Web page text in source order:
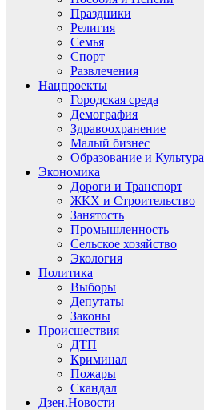
Праздники
Религия
Семья
Спорт
Развлечения
Нацпроекты
Городская среда
Демография
Здравоохранение
Малый бизнес
Образование и Культура
Экономика
Дороги и Транспорт
ЖКХ и Строительство
Занятость
Промышленность
Сельское хозяйство
Экология
Политика
Выборы
Депутаты
Законы
Происшествия
ДТП
Криминал
Пожары
Скандал
Дзен.Новости